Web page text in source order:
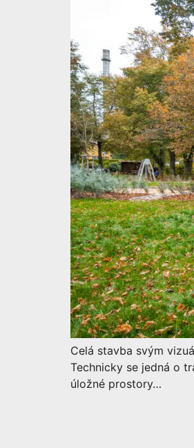
Celá stavba svým
Technicky se jedná o
úložné prostory…